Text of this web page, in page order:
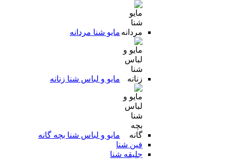
مایو شنا مردانه
مایو و لباس شنا زنانه
مایو و لباس شنا بچه گانه
فین شنا
جلیقه شنا